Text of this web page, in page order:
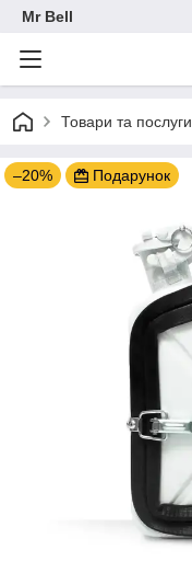
Mr Bell
Товари та послуги
–20% Подарунок